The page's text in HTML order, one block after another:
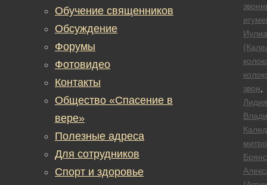
звон
Лидия
Обучение священников
Обсуждение
Форумы
Фотовидео
Контакты
Общество «Спасение в
вере»
Полезные адреса
Для сотрудников
Спорт и здоровье